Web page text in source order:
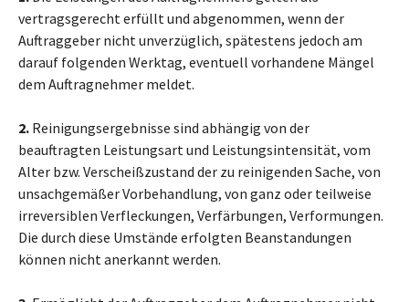
vertragsgerecht erfüllt und abgenommen, wenn der
Auftraggeber nicht unverzüglich, spätestens jedoch am
darauf folgenden Werktag, eventuell vorhandene Mängel
dem Auftragnehmer meldet.
2. Reinigungsergebnisse sind abhängig von der
beauftragten Leistungsart und Leistungsintensität, vom
Alter bzw. Verscheißzustand der zu reinigenden Sache, von
unsachgemäßer Vorbehandlung, von ganz oder teilweise
irreversiblen Verfleckungen, Verfärbungen, Verformungen.
Die durch diese Umstände erfolgten Beanstandungen
können nicht anerkannt werden.